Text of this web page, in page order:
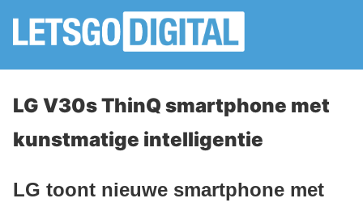
LG V30s ThinQ smartphone met
kunstmatige intelligentie
LG toont nieuwe smartphone met